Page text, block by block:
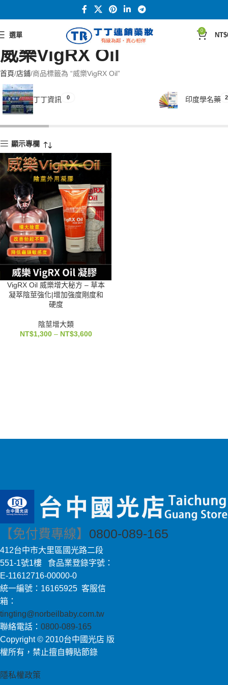
選單
0
NT$
威樂VigRX Oil
首頁 店鋪 商品標籤為 “威樂VigRX Oil”
丁丁資訊 0 印度學名藥
顯示專欄
VigRX Oil 威樂增大秘方 – 草本
凝萃陰莖強化|增加強度剛度和
硬度
陰莖增大類
NT$1,300 – NT$3,600
【免付費專線】 0800-089-165
412台中市大里區國光路二段
551-1號1樓 食品業登錄字號：
E-11612716-00000-0
統一編號：16165925 客服信
箱：
tingting@norbeilbaby.com.tw
聯絡電話： 0800-089-165
Copyright © 2010台中國光店 版
權所有，禁止擅自轉貼節錄
隱私權政策